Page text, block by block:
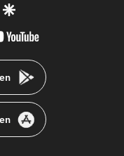
twittergoogle
youtube-